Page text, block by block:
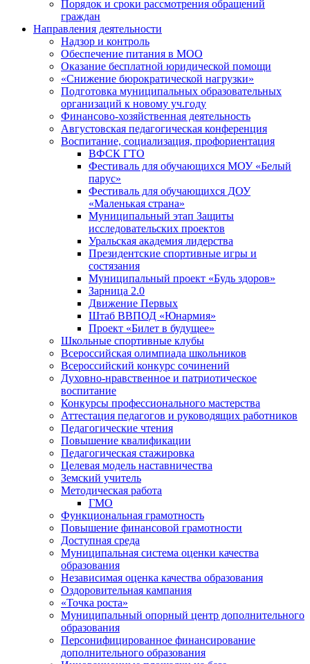
Порядок и сроки рассмотрения обращений
граждан
Направления деятельности
Надзор и контроль
Обеспечение питания в МОО
Оказание бесплатной юридической помощи
«Снижение бюрократической нагрузки»
Подготовка муниципальных образовательных
организаций к новому уч.году
Финансово-хозяйственная деятельность
Августовская педагогическая конференция
Воспитание, социализация, профориентация
ВФСК ГТО
Фестиваль для обучающихся МОУ «Белый
парус»
Фестиваль для обучающихся ДОУ
«Маленькая страна»
Муниципальный этап Защиты
исследовательских проектов
Уральская академия лидерства
Президентские спортивные игры и
состязания
Муниципальный проект «Будь здоров»
Зарница 2.0
Движение Первых
Штаб ВВПОД «Юнармия»
Проект «Билет в будущее»
Школьные спортивные клубы
Всероссийская олимпиада школьников
Всероссийский конкурс сочинений
Духовно-нравственное и патриотическое
воспитание
Конкурсы профессионального мастерства
Аттестация педагогов и руководящих работников
Педагогические чтения
Повышение квалификации
Педагогическая стажировка
Целевая модель наставничества
Земский учитель
Методическая работа
ГМО
Функциональная грамотность
Повышение финансовой грамотности
Доступная среда
Муниципальная система оценки качества
образования
Независимая оценка качества образования
Оздоровительная кампания
«Точка роста»
Муниципальный опорный центр дополнительного
образования
Персонифицированное финансирование
дополнительного образования